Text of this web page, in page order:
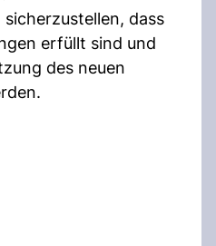
dass
erfüllt sind und
des neuen